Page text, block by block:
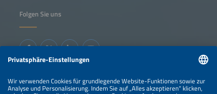
Folgen Sie uns
Informationen